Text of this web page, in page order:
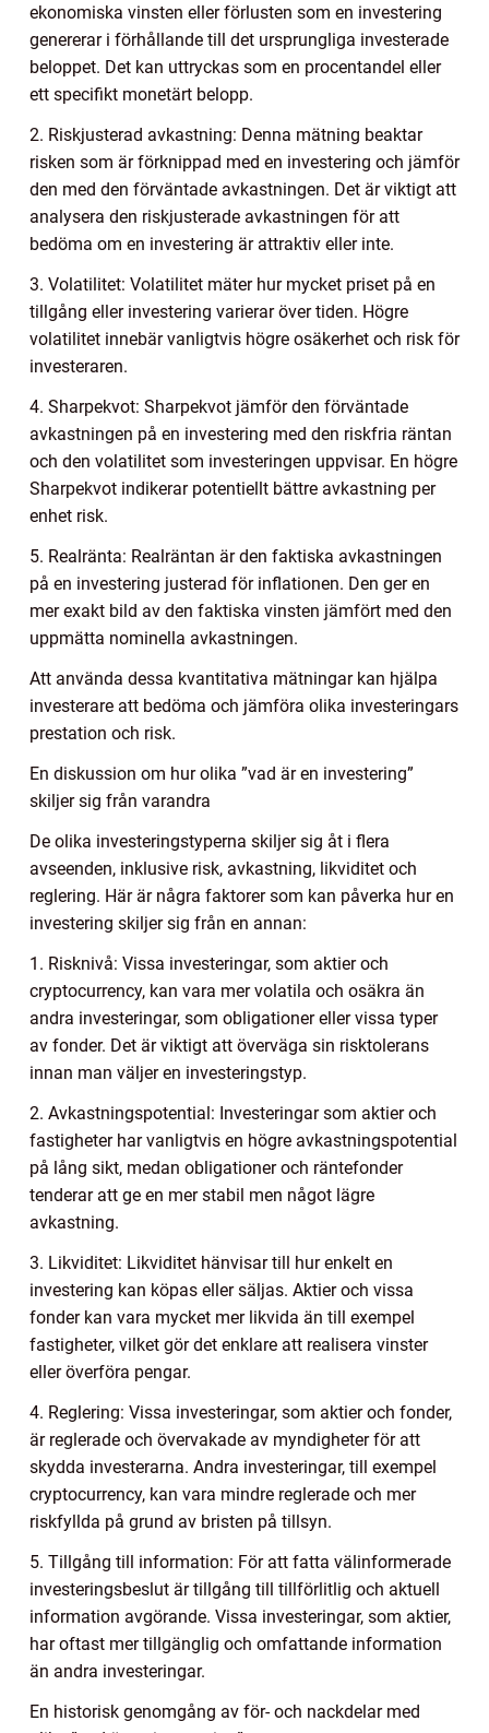
ekonomiska vinsten eller förlusten som en investering
genererar i förhållande till det ursprungliga investerade
beloppet. Det kan uttryckas som en procentandel eller
ett specifikt monetärt belopp.
2. Riskjusterad avkastning: Denna mätning beaktar
risken som är förknippad med en investering och jämför
den med den förväntade avkastningen. Det är viktigt att
analysera den riskjusterade avkastningen för att
bedöma om en investering är attraktiv eller inte.
3. Volatilitet: Volatilitet mäter hur mycket priset på en
tillgång eller investering varierar över tiden. Högre
volatilitet innebär vanligtvis högre osäkerhet och risk för
investeraren.
4. Sharpekvot: Sharpekvot jämför den förväntade
avkastningen på en investering med den riskfria räntan
och den volatilitet som investeringen uppvisar. En högre
Sharpekvot indikerar potentiellt bättre avkastning per
enhet risk.
5. Realränta: Realräntan är den faktiska avkastningen
på en investering justerad för inflationen. Den ger en
mer exakt bild av den faktiska vinsten jämfört med den
uppmätta nominella avkastningen.
Att använda dessa kvantitativa mätningar kan hjälpa
investerare att bedöma och jämföra olika investeringars
prestation och risk.
En diskussion om hur olika ”vad är en investering”
skiljer sig från varandra
De olika investeringstyperna skiljer sig åt i flera
avseenden, inklusive risk, avkastning, likviditet och
reglering. Här är några faktorer som kan påverka hur en
investering skiljer sig från en annan:
1. Risknivå: Vissa investeringar, som aktier och
cryptocurrency, kan vara mer volatila och osäkra än
andra investeringar, som obligationer eller vissa typer
av fonder. Det är viktigt att överväga sin risktolerans
innan man väljer en investeringstyp.
2. Avkastningspotential: Investeringar som aktier och
fastigheter har vanligtvis en högre avkastningspotential
på lång sikt, medan obligationer och räntefonder
tenderar att ge en mer stabil men något lägre
avkastning.
3. Likviditet: Likviditet hänvisar till hur enkelt en
investering kan köpas eller säljas. Aktier och vissa
fonder kan vara mycket mer likvida än till exempel
fastigheter, vilket gör det enklare att realisera vinster
eller överföra pengar.
4. Reglering: Vissa investeringar, som aktier och fonder,
är reglerade och övervakade av myndigheter för att
skydda investerarna. Andra investeringar, till exempel
cryptocurrency, kan vara mindre reglerade och mer
riskfyllda på grund av bristen på tillsyn.
5. Tillgång till information: För att fatta välinformerade
investeringsbeslut är tillgång till tillförlitlig och aktuell
information avgörande. Vissa investeringar, som aktier,
har oftast mer tillgänglig och omfattande information
än andra investeringar.
En historisk genomgång av för- och nackdelar med